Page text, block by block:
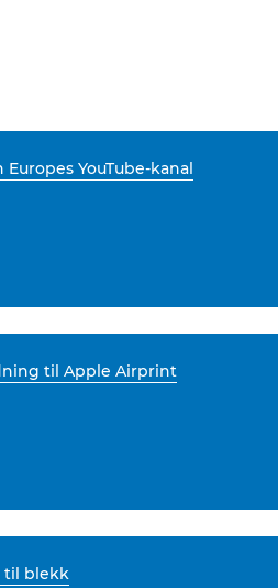
Europes YouTube-kanal
til Apple Airprint
til blekk